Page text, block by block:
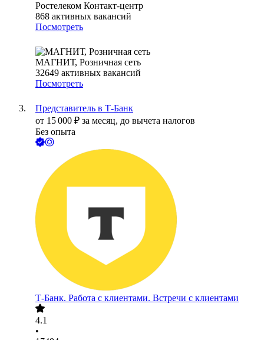
Ростелеком Контакт-центр
868 активных вакансий
Посмотреть
МАГНИТ, Розничная сеть
32649 активных вакансий
Посмотреть
Представитель в Т-Банк
от 15 000 ₽ за месяц, до вычета налогов
Без опыта
Т-Банк. Работа с клиентами. Встречи с клиентами
4.1
•